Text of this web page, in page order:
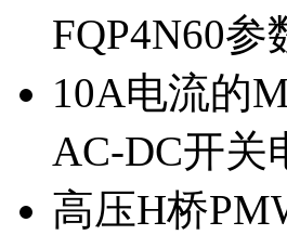
FQP4N60
10A电流的
AC-DC开关
高压H桥